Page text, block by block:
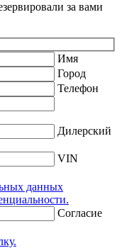
за вами
Имя
Город
Телефон
Дилерский
VIN
данных
Согласие